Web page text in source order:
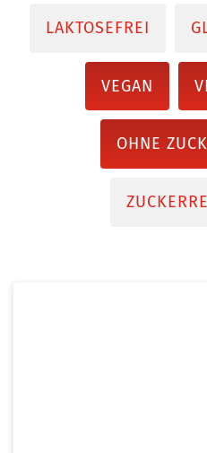
LAKTOSEFREI
VEGAN
OHNE